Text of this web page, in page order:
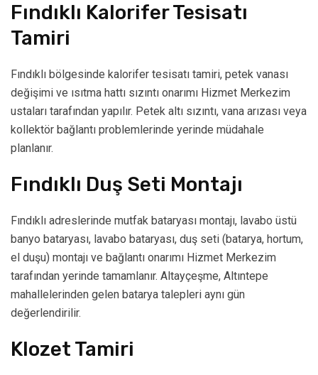
Fındıklı Kalorifer Tesisatı
Tamiri
Fındıklı bölgesinde kalorifer tesisatı tamiri, petek vanası
değişimi ve ısıtma hattı sızıntı onarımı Hizmet Merkezim
ustaları tarafından yapılır. Petek altı sızıntı, vana arızası veya
kollektör bağlantı problemlerinde yerinde müdahale
planlanır.
Fındıklı Duş Seti Montajı
Fındıklı adreslerinde mutfak bataryası montajı, lavabo üstü
banyo bataryası, lavabo bataryası, duş seti (batarya, hortum,
el duşu) montajı ve bağlantı onarımı Hizmet Merkezim
tarafından yerinde tamamlanır. Altayçeşme, Altıntepe
mahallelerinden gelen batarya talepleri aynı gün
değerlendirilir.
Klozet Tamiri